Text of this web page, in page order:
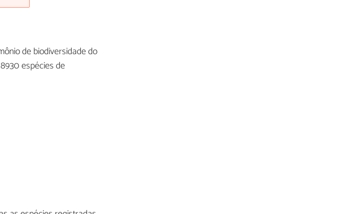
de biodiversidade do
espécies de